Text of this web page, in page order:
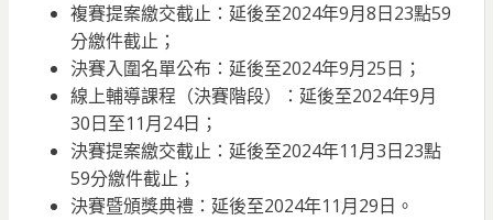
複賽提案繳交截止：延後至2024年9月8日23點59
分繳件截止；
決賽入圍名單公布：延後至2024年9月25日；
線上輔導課程（決賽階段）：延後至2024年9月
30日至11月24日；
決賽提案繳交截止：延後至2024年11月3日23點
59分繳件截止；
決賽暨頒獎典禮：延後至2024年11月29日。